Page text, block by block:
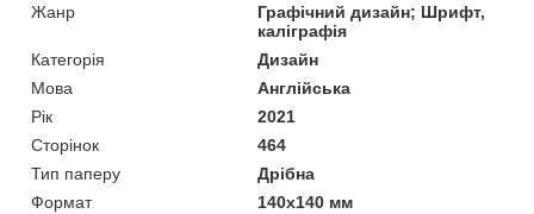
Жанр
Графічний дизайн; Шрифт,
каліграфія
Категорія
Дизайн
Мова
Англійська
Рік
2021
Сторінок
464
Тип паперу
Дрібна
Формат
140х140 мм